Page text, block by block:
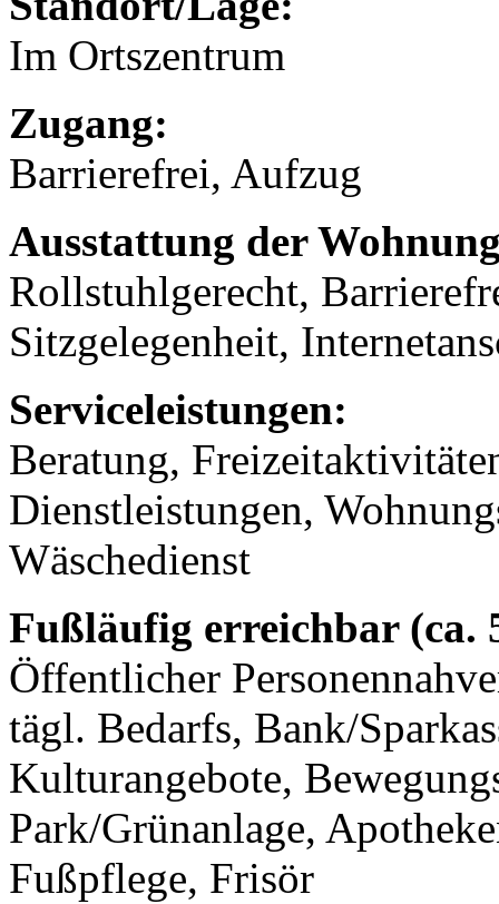
Im Ortszentrum
Zugang:
Barrierefrei, Aufzug
Ausstattung der
Rollstuhlgerecht,
Sitzgelegenheit,
Serviceleistungen:
Beratung,
Dienstleistungen,
Wäschedienst
Fußläufig erreichbar (ca.
Öffentlicher
tägl. Bedarfs, Bank/
Kulturangebote,
Park/Grünanlage,
Fußpflege, Frisör